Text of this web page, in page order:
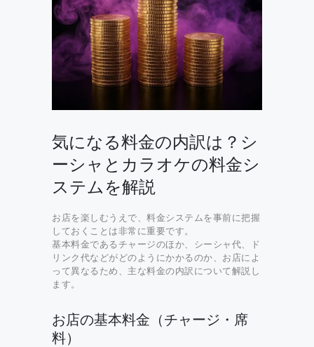
気になる料金の内訳は？シ
ーシャとカラオケの料金シ
ステムを解説
お店を楽しむうえで、料金システムを事前に把握
しておくことは非常に重要です。
基本料金であるチャージのほか、シーシャ代、ド
リンク代などがどのようにかかるのか、お店によ
って異なるため、主な料金の内訳について解説し
ます。
お店の基本料金（チャージ・席
料）